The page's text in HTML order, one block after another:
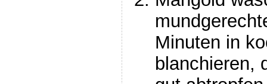
Minuten in
blanchieren,